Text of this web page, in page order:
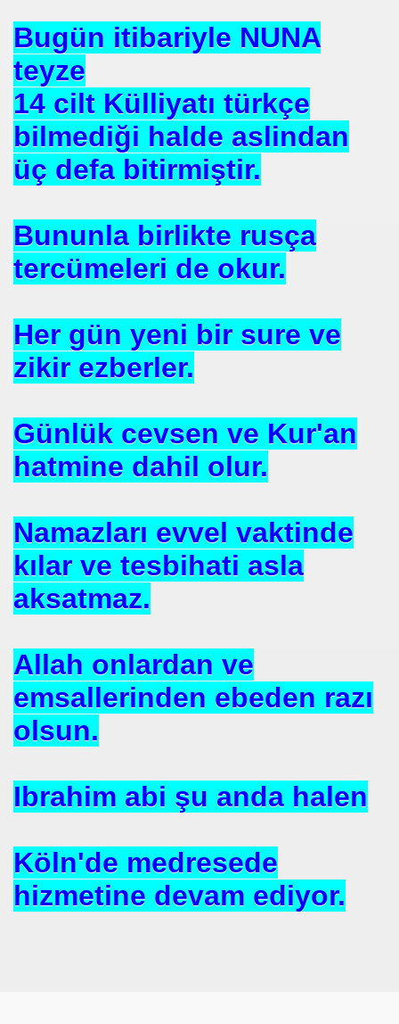
Bugün itibariyle NUNA
teyze
14 cilt Külliyatı türkçe
bilmediği halde aslindan
üç defa bitirmiştir.
Bununla birlikte rusça
tercümeleri de okur.
Her gün yeni bir sure ve
zikir ezberler.
Günlük cevsen ve Kur'an
hatmine dahil olur.
Namazları evvel vaktinde
kılar ve tesbihati asla
aksatmaz.
Allah onlardan ve
emsallerinden ebeden razı
olsun.
Ibrahim abi şu anda halen
Köln'de medresede
hizmetine devam ediyor.
?
VAKFI